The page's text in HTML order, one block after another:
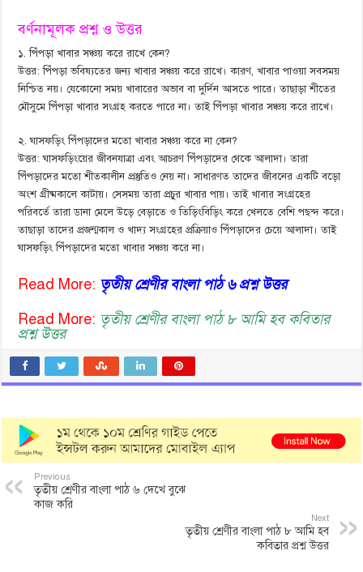
বর্ণনামূলক প্রশ্ন ও উত্তর
১. পিঁপড়া খাবার সঞ্চয় করে রাখে কেন?
উত্তর: পিঁপড়া ভবিষ্যতের জন্য খাবার সঞ্চয় করে রাখে। কারণ, খাবার পাওয়া সবসময়
নিশ্চিত নয়। যেকোনো সময় খাবারের অভাব বা দুর্দিন আসতে পারে। তাছাড়া শীতের
মৌসুমে পিঁপড়া খাবার সংগ্রহ করতে পারে না। তাই পিঁপড়া খাবার সঞ্চয় করে রাখে।
২. ঘাসফড়িং পিঁপড়াদের মতো খাবার সঞ্চয় করে না কেন?
উত্তর: ঘাসফড়িংয়ের জীবনযাত্রা এবং আচরণ পিঁপড়াদের থেকে আলাদা। তারা
পিঁপড়াদের মতো শীতকালীন প্রস্তুতিও নেয় না। সাধারণত তাদের জীবনের একটি বড়ো
অংশ গ্রীষ্মকালে কাটায়। সেসময় তারা প্রচুর খাবার পায়। তাই খাবার সংগ্রহের
পরিবর্তে তারা ডানা মেলে উড়ে বেড়াতে ও তিড়িংবিড়িং করে খেলতে বেশি পছন্দ করে।
তাছাড়া তাদের প্রজন্মকাল ও খাদ্য সংগ্রহের প্রক্রিয়াও পিঁপড়াদের চেয়ে আলাদা। তাই
ঘাসফড়িং পিঁপড়াদের মতো খাবার সঞ্চয় করে না।
Read More: তৃতীয় শ্রেণীর বাংলা পাঠ ৬ প্রশ্ন উত্তর
Read More: তৃতীয় শ্রেণীর বাংলা পাঠ ৮ আমি হব কবিতার
প্রশ্ন উত্তর
Previous
তৃতীয় শ্রেণীর বাংলা পাঠ ৬ দেখে বুঝে
কাজ করি
Next
তৃতীয় শ্রেণীর বাংলা পাঠ ৮ আমি হব
কবিতার প্রশ্ন উত্তর